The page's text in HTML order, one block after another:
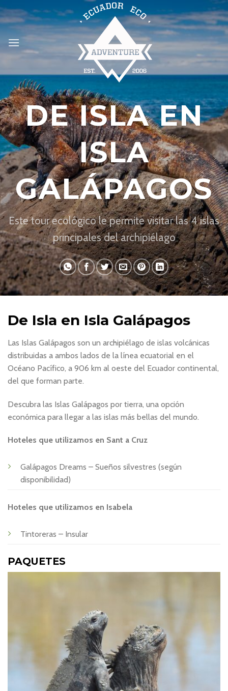
Skip
to
content
DE ISLA EN
ISLA
GALÁPAGOS
Este tour ecológico le permite visitar las 4 islas
principales del archipiélago
De Isla en Isla Galápagos
Las Islas Galápagos son un archipiélago de islas volcánicas
distribuidas a ambos lados de la línea ecuatorial en el
Océano Pacífico, a 906 km al oeste del Ecuador continental,
del que forman parte.
Descubra las Islas Galápagos por tierra, una opción
económica para llegar a las islas más bellas del mundo.
Hoteles que utilizamos en Sant a Cruz
Galápagos Dreams – Sueños silvestres (según
disponibilidad)
Hoteles que utilizamos en Isabela
Tintoreras – Insular
PAQUETES